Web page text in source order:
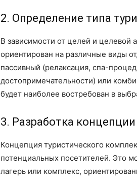
2. Определение типа
В зависимости от целей и целевой
ориентирован на различные виды
пассивный (релаксация, спа-
достопримечательности) или
будет наиболее востребован в
3. Разработка
Концепция туристического
потенциальных посетителей. Это
лагерь или комплекс,